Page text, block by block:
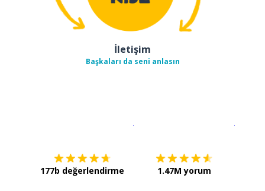
İletişim
Başkaları da seni anlasın
177b değerlendirme 1.47M yorum